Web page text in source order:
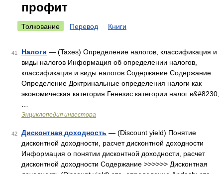
профит
Толкование Перевод Книги
41 Налоги — (Taxes) Определение налогов, классификация и
виды налогов Информация об определении налогов,
классификация и виды налогов Содержание Содержание
Определение Доктринальные определения налоги как
экономическая категория Генезис категории налог в&#8230;
Энциклопедия инвестора
42 Дисконтная доходность — (Discount yield) Понятие
дисконтной доходности, расчет дисконтной доходности
Информация о понятии дисконтной доходности, расчет
дисконтной доходности Содержание >>>>>> Дисконтная